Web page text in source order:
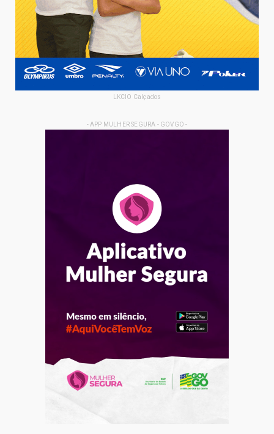
LKCIO Calçados
- APP MULHER SEGURA - GOVGO -